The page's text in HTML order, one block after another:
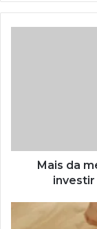
Mais da